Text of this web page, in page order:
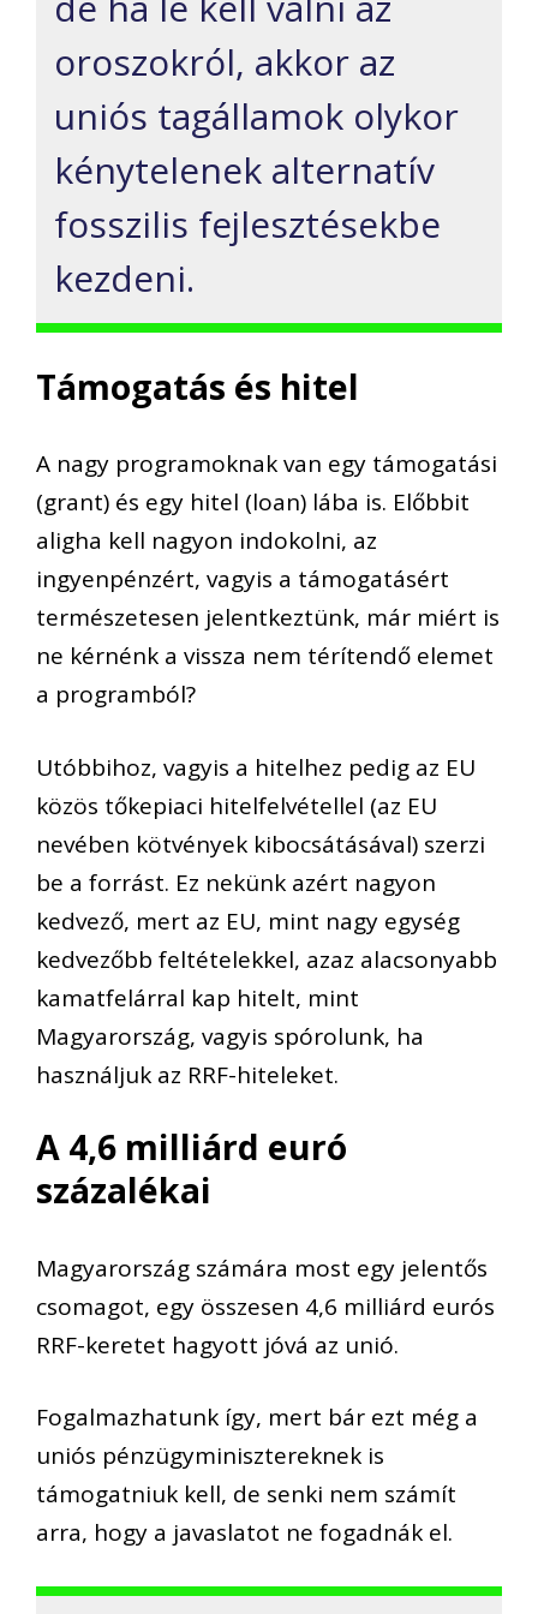
oroszokról, akkor az
uniós tagállamok olykor
kénytelenek alternatív
fosszilis fejlesztésekbe
kezdeni.
Támogatás és hitel
A nagy programoknak van egy támogatási
(grant) és egy hitel (loan) lába is. Előbbit
aligha kell nagyon indokolni, az
ingyenpénzért, vagyis a támogatásért
természetesen jelentkeztünk, már miért is
ne kérnénk a vissza nem térítendő elemet
a programból?
Utóbbihoz, vagyis a hitelhez pedig az EU
közös tőkepiaci hitelfelvétellel (az EU
nevében kötvények kibocsátásával) szerzi
be a forrást. Ez nekünk azért nagyon
kedvező, mert az EU, mint nagy egység
kedvezőbb feltételekkel, azaz alacsonyabb
kamatfelárral kap hitelt, mint
Magyarország, vagyis spórolunk, ha
használjuk az RRF-hiteleket.
A 4,6 milliárd euró
százalékai
Magyarország számára most egy jelentős
csomagot, egy összesen 4,6 milliárd eurós
RRF-keretet hagyott jóvá az unió.
Fogalmazhatunk így, mert bár ezt még a
uniós pénzügyminisztereknek is
támogatniuk kell, de senki nem számít
arra, hogy a javaslatot ne fogadnák el.